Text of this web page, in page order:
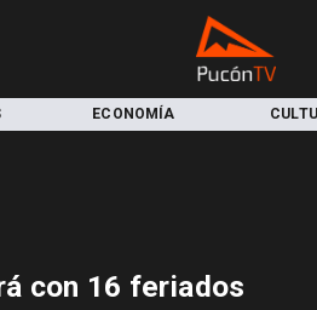
ECONOMÍA
con 16 feriados